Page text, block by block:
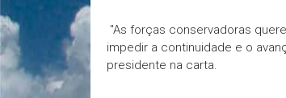
"As forças conservadoras
impedir a continuidade e o
presidente na carta.